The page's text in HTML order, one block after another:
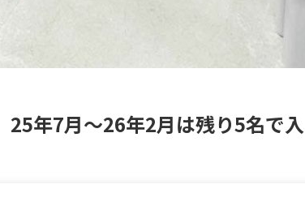
25年7月〜26年2月は残り5名で入